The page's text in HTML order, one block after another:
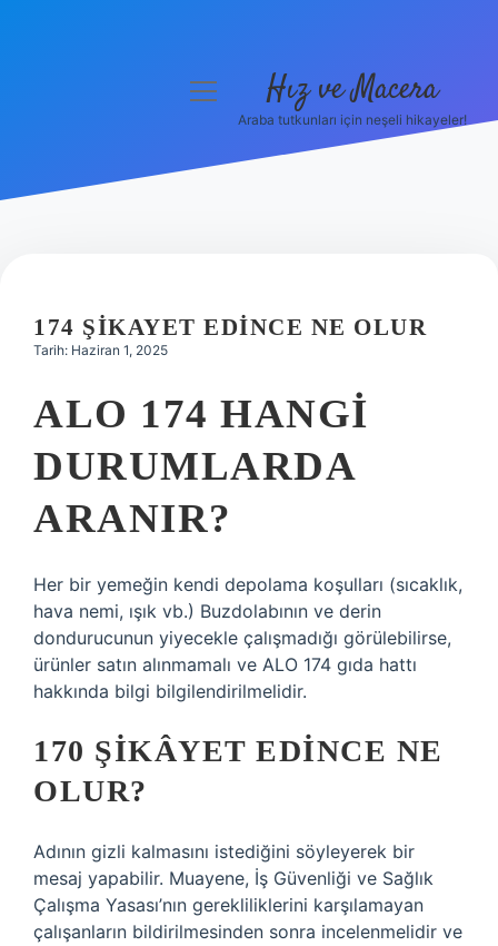
Hakkımızda
menüyü
Hız ve Macera
Araba tutkunları için neşeli hikayeler!
174 ŞIKAYET EDINCE NE OLUR
Tarih: Haziran 1, 2025
ALO 174 HANGI
DURUMLARDA
ARANIR?
Her bir yemeğin kendi depolama koşulları (sıcaklık,
hava nemi, ışık vb.) Buzdolabının ve derin
dondurucunun yiyecekle çalışmadığı görülebilirse,
ürünler satın alınmamalı ve ALO 174 gıda hattı
hakkında bilgi bilgilendirilmelidir.
170 ŞIKÂYET EDINCE NE
OLUR?
Adının gizli kalmasını istediğini söyleyerek bir
mesaj yapabilir. Muayene, İş Güvenliği ve Sağlık
Çalışma Yasası’nın gerekliliklerini karşılamayan
çalışanların bildirilmesinden sonra incelenmelidir ve